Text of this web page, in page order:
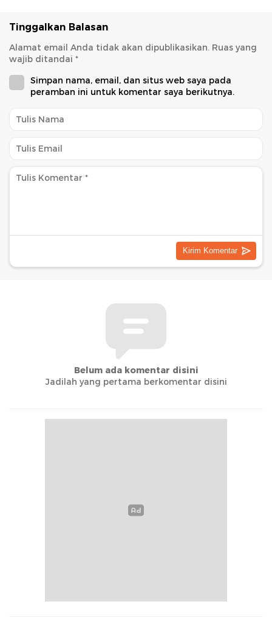
Tinggalkan Balasan
Alamat email Anda tidak akan dipublikasikan. Ruas yang
wajib ditandai *
Simpan nama, email, dan situs web saya pada
peramban ini untuk komentar saya berikutnya.
Belum ada komentar disini
Jadilah yang pertama berkomentar disini